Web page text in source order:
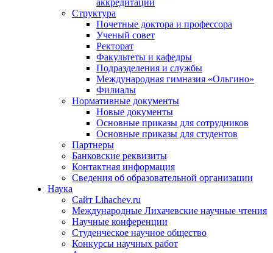
аккредитации
Структура
Почетные доктора и профессора
Ученый совет
Ректорат
Факультеты и кафедры
Подразделения и службы
Международная гимназия «Ольгино»
Филиалы
Нормативные документы
Новые документы
Основные приказы для сотрудников
Основные приказы для студентов
Партнеры
Банковские реквизиты
Контактная информация
Сведения об образовательной организации
Наука
Сайт Lihachev.ru
Международные Лихачевские научные чтения
Научные конференции
Студенческое научное общество
Конкурсы научных работ